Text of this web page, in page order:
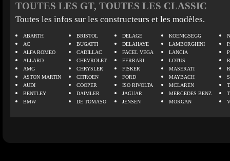
TOUTES LES GT, TOUTES LES CLASSIC
Toutes les infos sur les constructeurs et les modèles.
ABARTH
AC
ALFA ROMEO
ALLARD
AMG
ASTON MARTIN
AUDI
BENTLEY
BMW
BRISTOL
BUGATTI
CADILLAC
CHEVROLET
CHRYSLER
CITROEN
COOPER
DAIMLER
DE TOMASO
DELAGE
DELAHAYE
FACEL VEGA
FERRARI
FISKER
FORD
ISO RIVOLTA
JAGUAR
JENSEN
KOENIGSEGG
LAMBORGHINI
LANCIA
LOTUS
MASERATI
MAYBACH
MCLAREN
MERCEDES BENZ
MORGAN